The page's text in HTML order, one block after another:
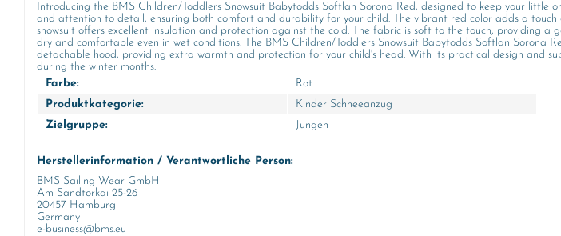
Introducing the BMS Children/Toddlers Snowsuit Babytodds Softlan Sorona Red, designed to keep your little
and attention to detail, ensuring both comfort and durability for your child. The vibrant red color adds a
snowsuit offers excellent insulation and protection against the cold. The fabric is soft to the touch, providing
dry and comfortable even in wet conditions. The BMS Children/Toddlers Snowsuit Babytodds Softlan Sorona
detachable hood, providing extra warmth and protection for your child's head. With its practical design and
during the winter months.
Farbe:
Rot
Produktkategorie:
Kinder Schneeanzug
Zielgruppe:
Jungen
Herstellerinformation / Verantwortliche Person:
BMS Sailing Wear GmbH
Am Sandtorkai 25-26
20457 Hamburg
Germany
e-business@bms.eu